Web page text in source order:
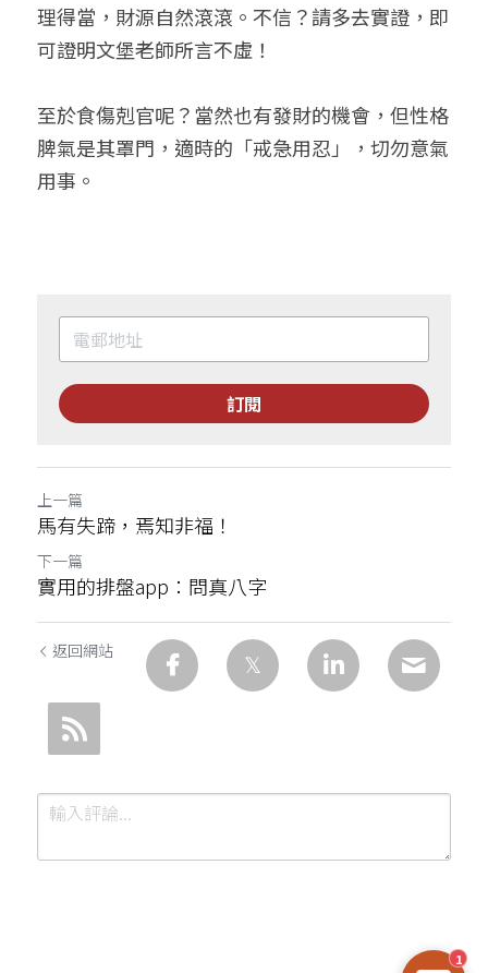
理得當，財源自然滾滾。不信？請多去實證，即
可證明文堡老師所言不虛！
至於食傷剋官呢？當然也有發財的機會，但性格
脾氣是其罩門，適時的「戒急用忍」，切勿意氣
用事。
訂閱
上一篇
馬有失蹄，焉知非福！
下一篇
實用的排盤app：問真八字
返回網站
1